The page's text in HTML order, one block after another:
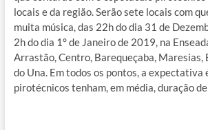
locais e da região. Serão sete locais com
muita música, das 22h do dia 31 de
2h do dia 1° de Janeiro de 2019, na
Arrastão, Centro, Barequeçaba, Maresias,
do Una. Em todos os pontos, a expectativa
pirotécnicos tenham, em média, duração